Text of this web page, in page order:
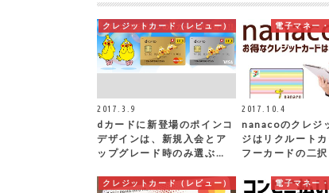
クレジットカード（レビュー）
2017.3.9
dカードに新登場のポインコ
デザインは、新規入会とア
ップグレード時のみ選ぶ…
電子マネー
2017.10.4
nanacoのクレジ
ジはリクルート
フーカードの二択
クレジットカード（レビュー） 電子マネー